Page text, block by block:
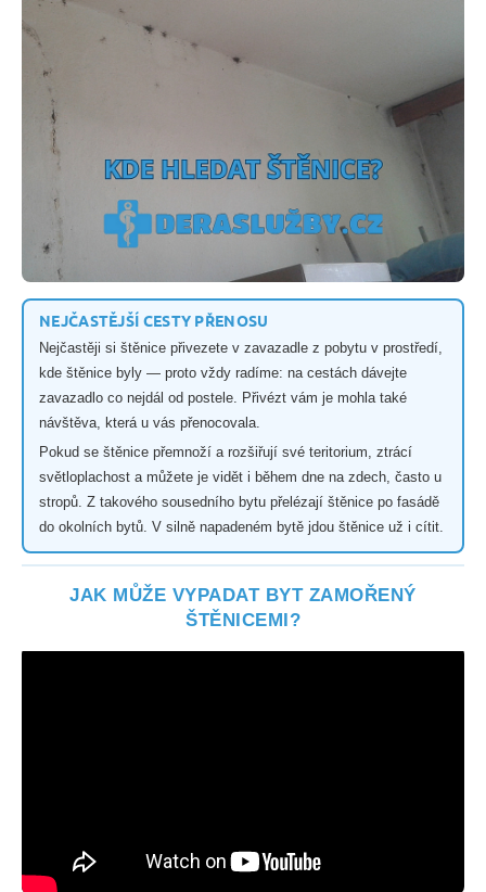
NEJČASTĚJŠÍ CESTY PŘENOSU
Nejčastěji si štěnice přivezete v zavazadle z pobytu v prostředí,
kde štěnice byly — proto vždy radíme: na cestách dávejte
zavazadlo co nejdál od postele. Přivézt vám je mohla také
návštěva, která u vás přenocovala.
Pokud se štěnice přemnoží a rozšiřují své teritorium, ztrácí
světloplachost a můžete je vidět i během dne na zdech, často u
stropů. Z takového sousedního bytu přelézají štěnice po fasádě
do okolních bytů. V silně napadeném bytě jdou štěnice už i cítit.
JAK MŮŽE VYPADAT BYT ZAMOŘENÝ
ŠTĚNICEMI?